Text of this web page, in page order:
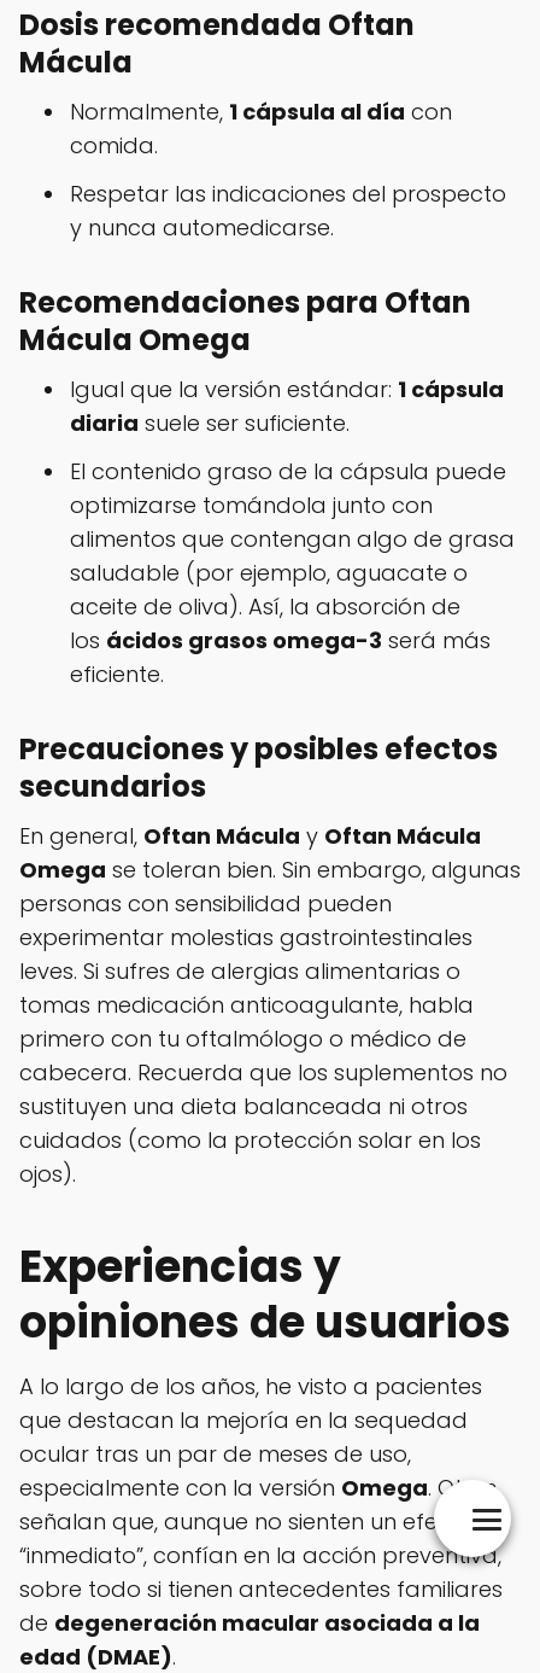
Dosis recomendada Oftan
Mácula
Normalmente, 1 cápsula al día con
comida.
Respetar las indicaciones del prospecto
y nunca automedicarse.
Recomendaciones para Oftan
Mácula Omega
Igual que la versión estándar: 1 cápsula
diaria suele ser suficiente.
El contenido graso de la cápsula puede
optimizarse tomándola junto con
alimentos que contengan algo de grasa
saludable (por ejemplo, aguacate o
aceite de oliva). Así, la absorción de
los ácidos grasos omega-3 será más
eficiente.
Precauciones y posibles efectos
secundarios
En general, Oftan Mácula y Oftan Mácula
Omega se toleran bien. Sin embargo, algunas
personas con sensibilidad pueden
experimentar molestias gastrointestinales
leves. Si sufres de alergias alimentarias o
tomas medicación anticoagulante, habla
primero con tu oftalmólogo o médico de
cabecera. Recuerda que los suplementos no
sustituyen una dieta balanceada ni otros
cuidados (como la protección solar en los
ojos).
Experiencias y
opiniones de usuarios
A lo largo de los años, he visto a pacientes
que destacan la mejoría en la sequedad
ocular tras un par de meses de uso,
especialmente con la versión Omega. Otros
señalan que, aunque no sienten un efecto
“inmediato”, confían en la acción preventiva,
sobre todo si tienen antecedentes familiares
de degeneración macular asociada a la
edad (DMAE).